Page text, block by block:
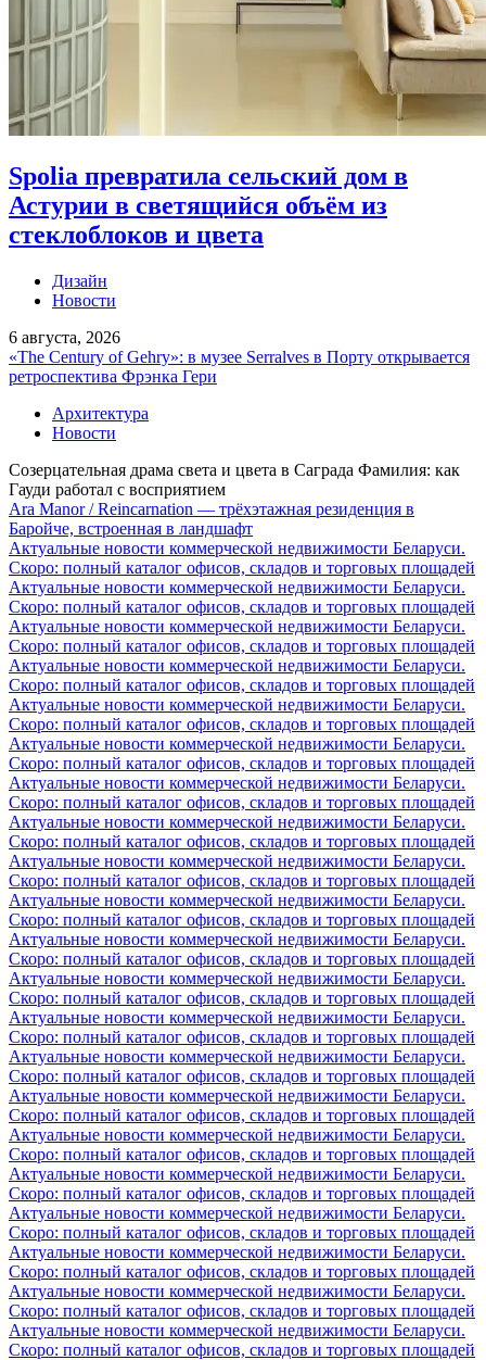
Spolia превратила сельский дом в
Астурии в светящийся объём из
стеклоблоков и цвета
Дизайн
Новости
6 августа, 2026
«The Century of Gehry»: в музее Serralves в Порту открывается
ретроспектива Фрэнка Гери
Архитектура
Новости
Созерцательная драма света и цвета в Саграда Фамилия: как
Гауди работал с восприятием
Ara Manor / Reincarnation — трёхэтажная резиденция в
Баройче, встроенная в ландшафт
Актуальные новости коммерческой недвижимости Беларуси.
Скоро: полный каталог офисов, складов и торговых площадей
Актуальные новости коммерческой недвижимости Беларуси.
Скоро: полный каталог офисов, складов и торговых площадей
Актуальные новости коммерческой недвижимости Беларуси.
Скоро: полный каталог офисов, складов и торговых площадей
Актуальные новости коммерческой недвижимости Беларуси.
Скоро: полный каталог офисов, складов и торговых площадей
Актуальные новости коммерческой недвижимости Беларуси.
Скоро: полный каталог офисов, складов и торговых площадей
Актуальные новости коммерческой недвижимости Беларуси.
Скоро: полный каталог офисов, складов и торговых площадей
Актуальные новости коммерческой недвижимости Беларуси.
Скоро: полный каталог офисов, складов и торговых площадей
Актуальные новости коммерческой недвижимости Беларуси.
Скоро: полный каталог офисов, складов и торговых площадей
Актуальные новости коммерческой недвижимости Беларуси.
Скоро: полный каталог офисов, складов и торговых площадей
Актуальные новости коммерческой недвижимости Беларуси.
Скоро: полный каталог офисов, складов и торговых площадей
Актуальные новости коммерческой недвижимости Беларуси.
Скоро: полный каталог офисов, складов и торговых площадей
Актуальные новости коммерческой недвижимости Беларуси.
Скоро: полный каталог офисов, складов и торговых площадей
Актуальные новости коммерческой недвижимости Беларуси.
Скоро: полный каталог офисов, складов и торговых площадей
Актуальные новости коммерческой недвижимости Беларуси.
Скоро: полный каталог офисов, складов и торговых площадей
Актуальные новости коммерческой недвижимости Беларуси.
Скоро: полный каталог офисов, складов и торговых площадей
Актуальные новости коммерческой недвижимости Беларуси.
Скоро: полный каталог офисов, складов и торговых площадей
Актуальные новости коммерческой недвижимости Беларуси.
Скоро: полный каталог офисов, складов и торговых площадей
Актуальные новости коммерческой недвижимости Беларуси.
Скоро: полный каталог офисов, складов и торговых площадей
Актуальные новости коммерческой недвижимости Беларуси.
Скоро: полный каталог офисов, складов и торговых площадей
Актуальные новости коммерческой недвижимости Беларуси.
Скоро: полный каталог офисов, складов и торговых площадей
Актуальные новости коммерческой недвижимости Беларуси.
Скоро: полный каталог офисов, складов и торговых площадей